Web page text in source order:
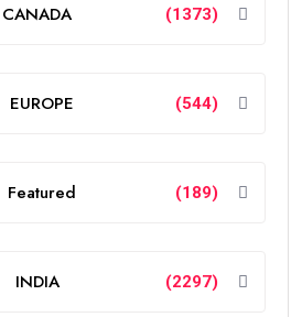
CANADA (1373)
EUROPE (544)
Featured (189)
INDIA (2297)